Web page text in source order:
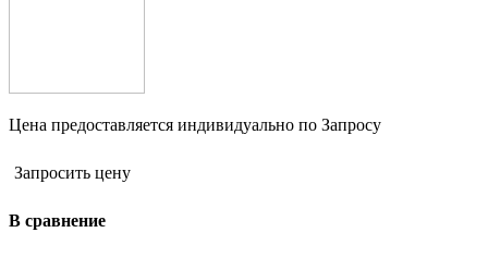
Цена предоставляется индивидуально по Запросу
Запросить цену
В сравнение